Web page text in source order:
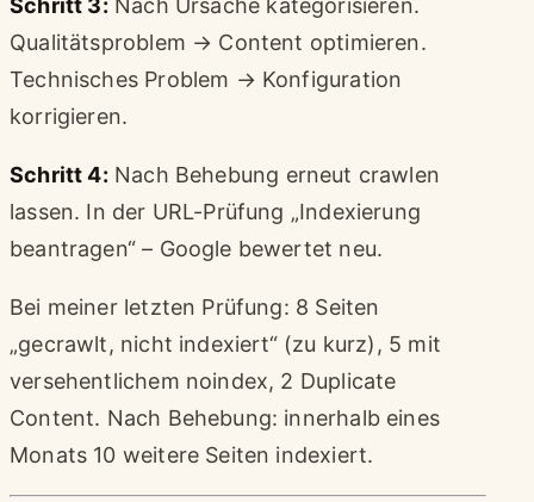
Schritt 3: Nach Ursache kategorisieren.
Qualitätsproblem → Content optimieren.
Technisches Problem → Konfiguration
korrigieren.
Schritt 4: Nach Behebung erneut crawlen
lassen. In der URL-Prüfung „Indexierung
beantragen“ – Google bewertet neu.
Bei meiner letzten Prüfung: 8 Seiten
„gecrawlt, nicht indexiert“ (zu kurz), 5 mit
versehentlichem noindex, 2 Duplicate
Content. Nach Behebung: innerhalb eines
Monats 10 weitere Seiten indexiert.